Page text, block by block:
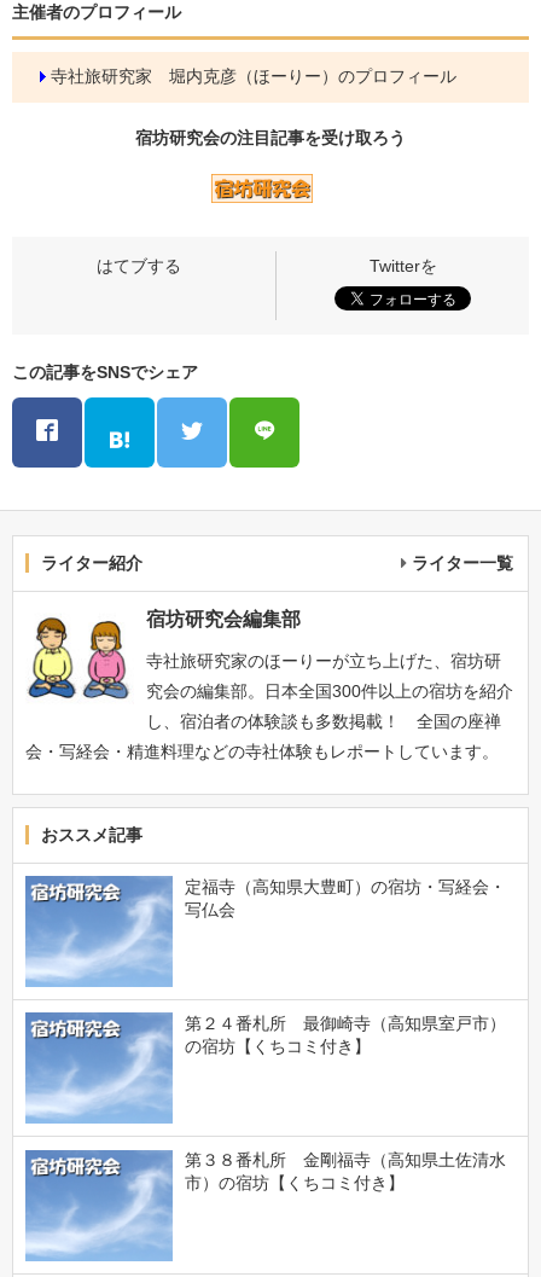
主催者のプロフィール
寺社旅研究家 堀内克彦（ほーりー）のプロフィール
宿坊研究会の注目記事を受け取ろう
この記事をSNSでシェア
ライター紹介 ライター一覧
宿坊研究会編集部
寺社旅研究家のほーりーが立ち上げた、宿坊研
究会の編集部。日本全国300件以上の宿坊を紹介
し、宿泊者の体験談も多数掲載！ 全国の座禅
会・写経会・精進料理などの寺社体験もレポートしています。
おススメ記事
定福寺（高知県大豊町）の宿坊・写経会・
写仏会
第２４番札所 最御崎寺（高知県室戸市）
の宿坊【くちコミ付き】
第３８番札所 金剛福寺（高知県土佐清水
市）の宿坊【くちコミ付き】